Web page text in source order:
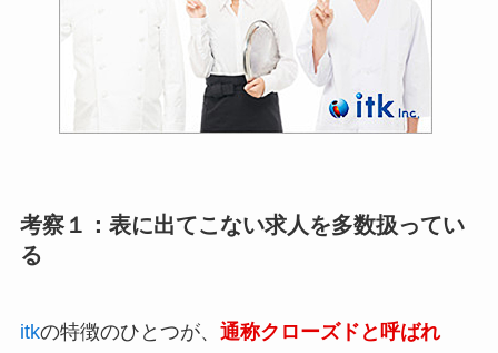
考察１：表に出てこない求人を多数扱ってい
る
itkの特徴のひとつが、 通称クローズドと呼ばれ